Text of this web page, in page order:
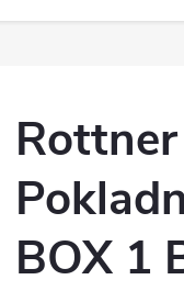
BOX 1